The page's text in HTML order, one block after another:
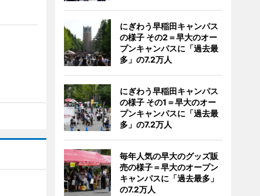
にぎわう早稲田キャンパス
の様子 その2＝早大のオー
プンキャンパスに「過去最
多」の7.2万人
にぎわう早稲田キャンパス
の様子 その1＝早大のオー
プンキャンパスに「過去最
多」の7.2万人
毎年人気の早大のグッズ販
売の様子＝早大のオープン
キャンパスに「過去最多」
の7.2万人